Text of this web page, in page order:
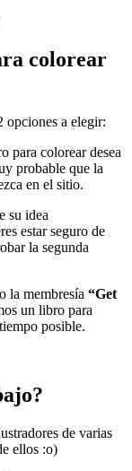
colorear
opciones a elegir:
para colorear desea
probable que la
en el sitio.
su idea
estar seguro de
la segunda
la membresía “Get
un libro para
posible.
de varias
ellos :o)